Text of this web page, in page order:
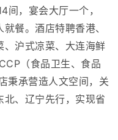
，宴会大厅一个，
餐。酒店特聘香港、
、沪式凉菜、大连海鲜
（食品卫生、食品
秉承营造人文空间，关
、辽宁先行，实现省